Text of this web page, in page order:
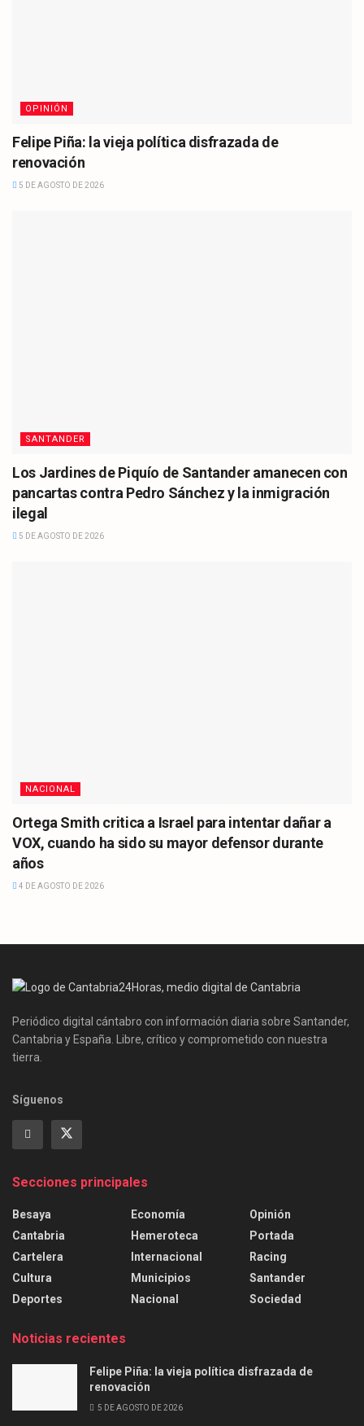
OPINIÓN
Felipe Piña: la vieja política disfrazada de
renovación
5 DE AGOSTO DE 2026
SANTANDER
Los Jardines de Piquío de Santander amanecen con
pancartas contra Pedro Sánchez y la inmigración
ilegal
5 DE AGOSTO DE 2026
NACIONAL
Ortega Smith critica a Israel para intentar dañar a
VOX, cuando ha sido su mayor defensor durante
años
4 DE AGOSTO DE 2026
Periódico digital cántabro con información diaria sobre Santander,
Cantabria y España. Libre, crítico y comprometido con nuestra
tierra.
Síguenos
Secciones principales
Besaya
Cantabria
Cartelera
Cultura
Deportes
Economía
Hemeroteca
Internacional
Municipios
Nacional
Opinión
Portada
Racing
Santander
Sociedad
Noticias recientes
Felipe Piña: la vieja política disfrazada de
renovación
5 DE AGOSTO DE 2026